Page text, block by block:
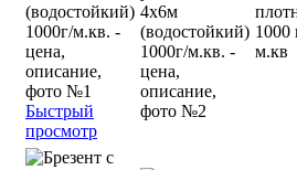
Быстрый
просмотр
1000
м.кв